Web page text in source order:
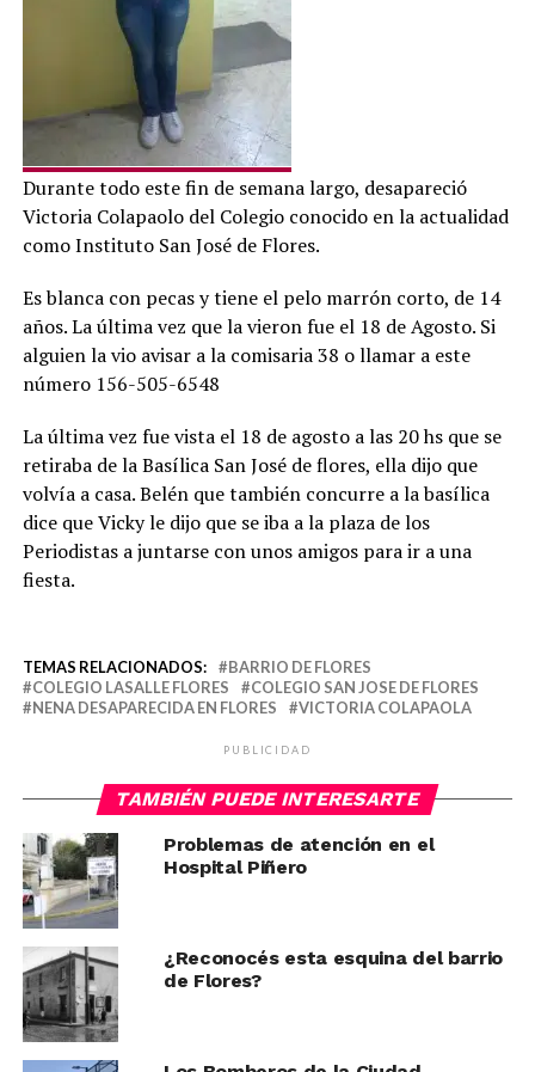
Durante todo este fin de semana largo, desapareció
Victoria Colapaolo del Colegio conocido en la actualidad
como Instituto San José de Flores.
Es blanca con pecas y tiene el pelo marrón corto, de 14
años. La última vez que la vieron fue el 18 de Agosto. Si
alguien la vio avisar a la comisaria 38 o llamar a este
número 156-505-6548
La última vez fue vista el 18 de agosto a las 20 hs que se
retiraba de la Basílica San José de flores, ella dijo que
volvía a casa. Belén que también concurre a la basílica
dice que Vicky le dijo que se iba a la plaza de los
Periodistas a juntarse con unos amigos para ir a una
fiesta.
TEMAS RELACIONADOS:
BARRIO DE FLORES
COLEGIO LASALLE FLORES
COLEGIO SAN JOSE DE FLORES
NENA DESAPARECIDA EN FLORES
VICTORIA COLAPAOLA
PUBLICIDAD
TAMBIÉN PUEDE INTERESARTE
Problemas de atención en el
Hospital Piñero
¿Reconocés esta esquina del barrio
de Flores?